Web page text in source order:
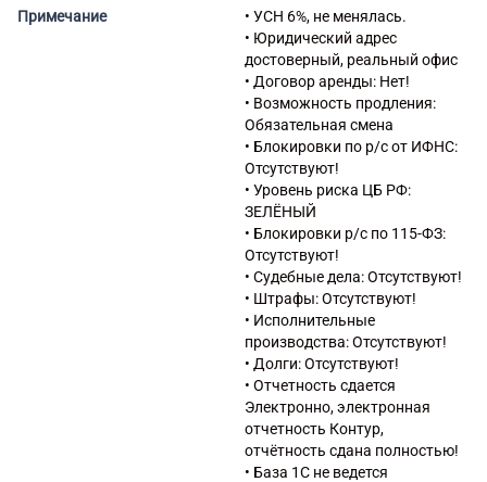
73.20 исследование
конъюнктуры рынка и
изучение общественного
мнения
13.30.1 Отбеливание и
окрашивание текстиля,
волокон, тканей и
текстильных изделий,
включая готовую одежду
13.30.2 Аппретирование,
сушка, обработка паром,
декатировка,
противоусадочная отделка,
смягчение тканей и
текстильных изделий,
включая готовую одежду
13.30.4 Нанесение
водозащитного слоя,
специальных покрытий,
прорезинивание, пропитка
приобретенной одежды
13.30.5 Нанесение рисунка на
Примечание
• УСН 6%, не менялась.
• Юридический адрес
достоверный, реальный офис
• Договор аренды: Нет!
• Возможность продления:
Обязательная смена
• Блокировки по р/с от ИФНС:
Отсутствуют!
• Уровень риска ЦБ РФ:
ЗЕЛЁНЫЙ
• Блокировки р/с по 115-ФЗ:
Отсутствуют!
• Судебные дела: Отсутствуют!
• Штрафы: Отсутствуют!
• Исполнительные
производства: Отсутствуют!
• Долги: Отсутствуют!
• Отчетность сдается
Электронно, электронная
отчетность Контур,
отчётность сдана полностью!
• База 1С не ведется